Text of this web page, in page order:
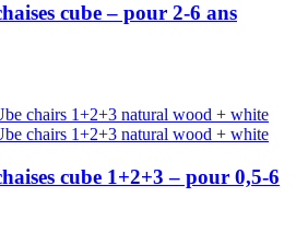
cube – pour 2-6 ans
cube 1+2+3 – pour 0,5-6